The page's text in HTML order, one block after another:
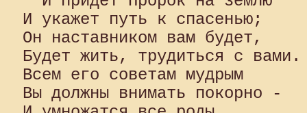
И укажет путь к спасенью;
Он наставником вам будет,
Будет жить, трудиться с
Всем его советам мудрым
Вы должны внимать покорно -